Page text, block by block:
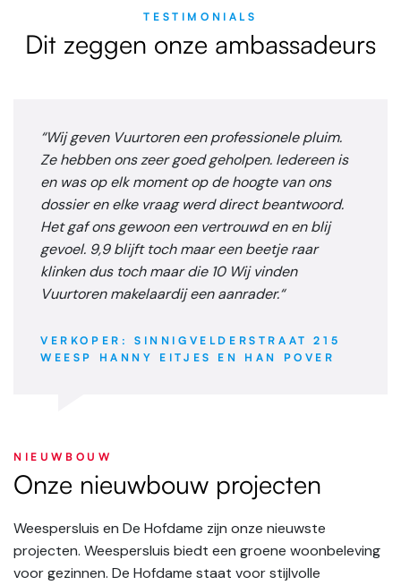
TESTIMONIALS
Dit zeggen onze ambassadeurs
“Wij geven Vuurtoren een professionele pluim.
Ze hebben ons zeer goed geholpen. Iedereen is
en was op elk moment op de hoogte van ons
dossier en elke vraag werd direct beantwoord.
Het gaf ons gewoon een vertrouwd en en blij
gevoel. 9,9 blijft toch maar een beetje raar
klinken dus toch maar die 10 Wij vinden
Vuurtoren makelaardij een aanrader.“
VERKOPER: SINNIGVELDERSTRAAT 215
WEESP HANNY EITJES EN HAN POVER
NIEUWBOUW
Onze nieuwbouw projecten
Weespersluis en De Hofdame zijn onze nieuwste
projecten. Weespersluis biedt een groene woonbeleving
voor gezinnen. De Hofdame staat voor stijlvolle